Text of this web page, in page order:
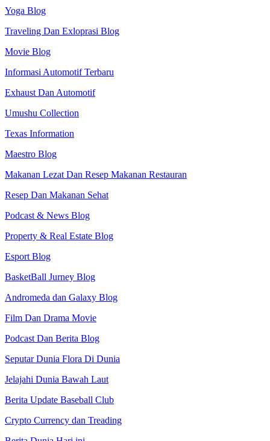
Yoga Blog
Traveling Dan Exloprasi Blog
Movie Blog
Informasi Automotif Terbaru
Exhaust Dan Automotif
Umushu Collection
Texas Information
Maestro Blog
Makanan Lezat Dan Resep Makanan Restauran
Resep Dan Makanan Sehat
Podcast & News Blog
Property & Real Estate Blog
Esport Blog
BasketBall Jurney Blog
Andromeda dan Galaxy Blog
Film Dan Drama Movie
Podcast Dan Berita Blog
Seputar Dunia Flora Di Dunia
Jelajahi Dunia Bawah Laut
Berita Update Baseball Club
Crypto Currency dan Treading